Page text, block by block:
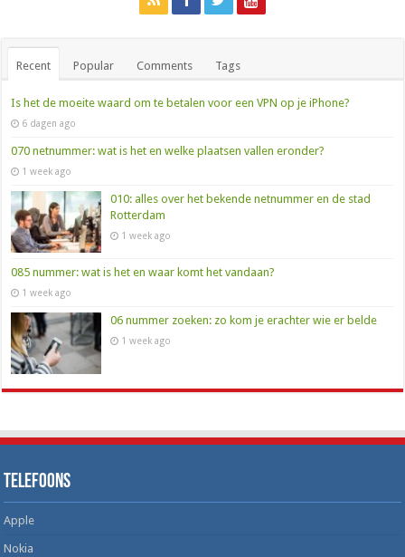
Recent Popular Comments Tags
Is het de moeite waard om te betalen voor een VPN op je iPhone?
6 dagen ago
070 netnummer: wat is het en welke plaatsen vallen eronder?
1 week ago
010: alles over het bekende netnummer en de stad
Rotterdam
1 week ago
085 nummer: wat is het en waar komt het vandaan?
1 week ago
06 nummer zoeken: zo kom je erachter wie er belde
1 week ago
Telefoons
Apple
Nokia